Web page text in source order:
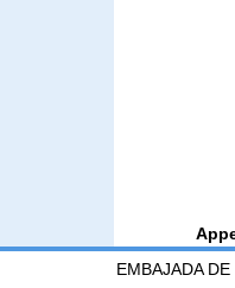
EMBAJADA